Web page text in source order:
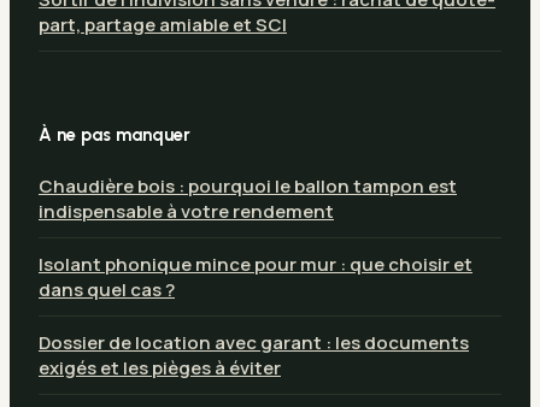
part, partage amiable et SCI
À ne pas manquer
Chaudière bois : pourquoi le ballon tampon est
indispensable à votre rendement
Isolant phonique mince pour mur : que choisir et
dans quel cas ?
Dossier de location avec garant : les documents
exigés et les pièges à éviter